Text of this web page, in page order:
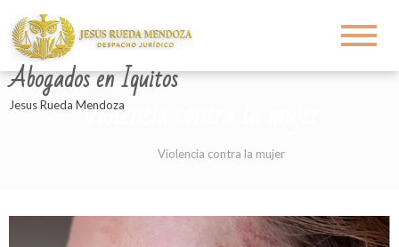
Abogados en Iquitos
Jesus Rueda MendozaViolencia contra la mujer
Violencia contra la mujer